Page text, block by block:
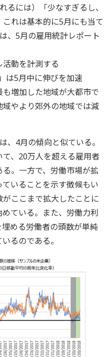
るには）「少なすぎるし、
れは基本的に5月にも当て
、5月の雇用統計レポート
動を計測する
は5月中に伸びを加速
増加した地域が大都市で
やより郊外の地域では減
、4月の傾向と似ている。
、20万人を超える雇用者
。一方で、労働市場が拡
いることを示す徴候もい
ここまで拡大したことに
ている。また、労働力利
める労働者の頭数が単純
るのである。